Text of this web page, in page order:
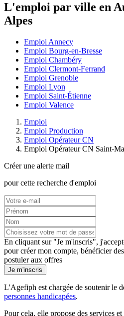
L'emploi par ville en
Alpes
Emploi Annecy
Emploi Bourg-en-Bresse
Emploi Chambéry
Emploi Clermont-Ferrand
Emploi Grenoble
Emploi Lyon
Emploi Saint-Étienne
Emploi Valence
Emploi
Emploi Production
Emploi Opérateur CN
Emploi Opérateur CN Saint-
Créer une alerte mail
pour cette recherche d'emploi
En cliquant sur "Je m'inscris",
pour créer mon compte, bénéficier
postuler aux offres
Je m'inscris
L'Agefiph est chargée de soutenir le
personnes handicapées.
Pour cela, elle propose des services